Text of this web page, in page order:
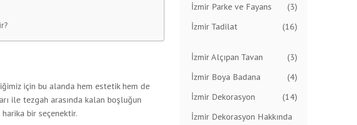
için bu alanda hem estetik hem de
ile tezgah arasında kalan boşluğun
bir seçenektir.
İzmir Parke ve Fayans
(3)
İzmir Tadilat
(16)
İzmir Alçıpan Tavan
(3)
İzmir Boya Badana
(4)
İzmir Dekorasyon
(14)
İzmir Dekorasyon Hakkında